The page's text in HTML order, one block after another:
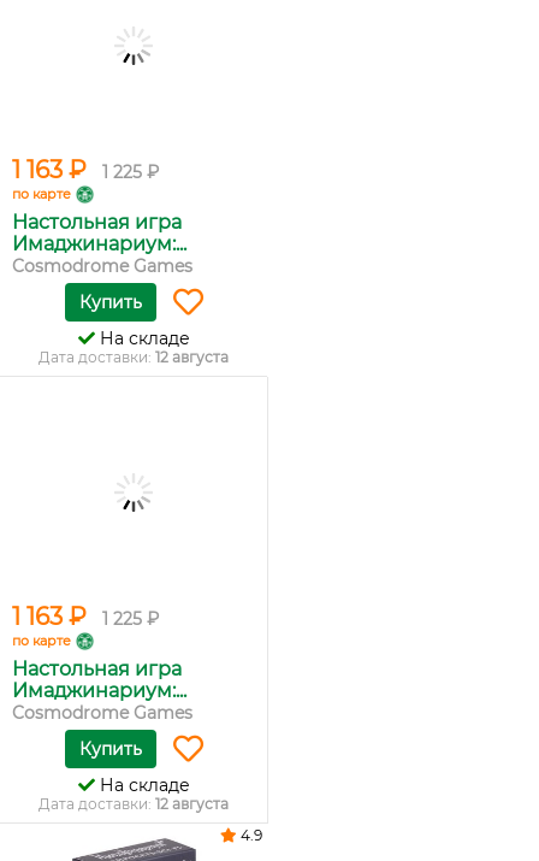
1 163 ₽ 1 225 ₽
по карте
Настольная игра
Имаджинариум:...
Cosmodrome Games
Купить
На складе
Дата доставки: 12 августа
1 163 ₽ 1 225 ₽
по карте
Настольная игра
Имаджинариум:...
Cosmodrome Games
Купить
На складе
Дата доставки: 12 августа
4.9